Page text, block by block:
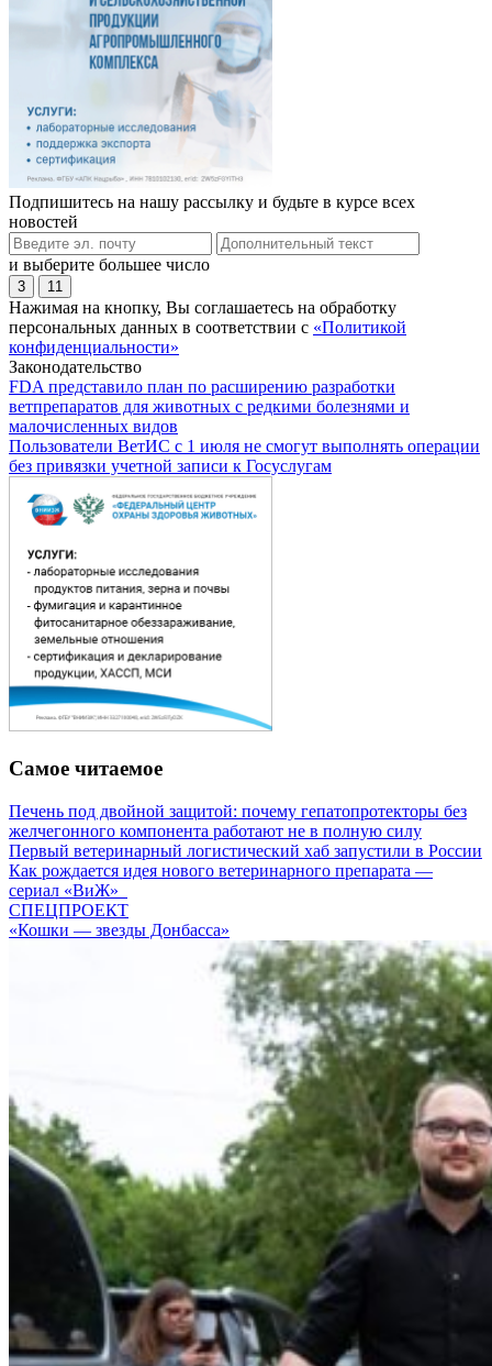
Подпишитесь на нашу рассылку и будьте в курсе всех
новостей
и выберите большее число
3 11
Нажимая на кнопку, Вы соглашаетесь на обработку
персональных данных в соответствии с «Политикой
конфиденциальности»
Законодательство
FDA представило план по расширению разработки
ветпрепаратов для животных с редкими болезнями и
малочисленных видов
Пользователи ВетИС с 1 июля не смогут выполнять операции
без привязки учетной записи к Госуслугам
Самое читаемое
Печень под двойной защитой: почему гепатопротекторы без
желчегонного компонента работают не в полную силу
Первый ветеринарный логистический хаб запустили в России
Как рождается идея нового ветеринарного препарата —
сериал «ВиЖ»
СПЕЦПРОЕКТ
«Кошки — звезды Донбасса»